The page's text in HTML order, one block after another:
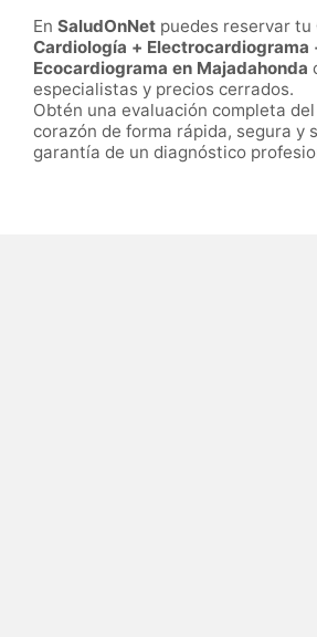
En SaludOnNet puedes reservar tu
Cardiología + Electrocardiograma
Ecocardiograma en Majadahonda
especialistas y precios cerrados.
Obtén una evaluación completa
corazón de forma rápida, segura y
garantía de un diagnóstico